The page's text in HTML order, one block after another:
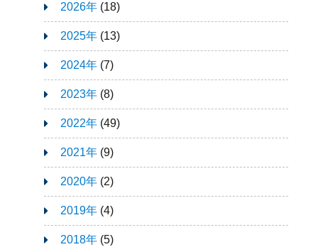
2026年(18)
2025年(13)
2024年(7)
2023年(8)
2022年(49)
2021年(9)
2020年(2)
2019年(4)
2018年(5)